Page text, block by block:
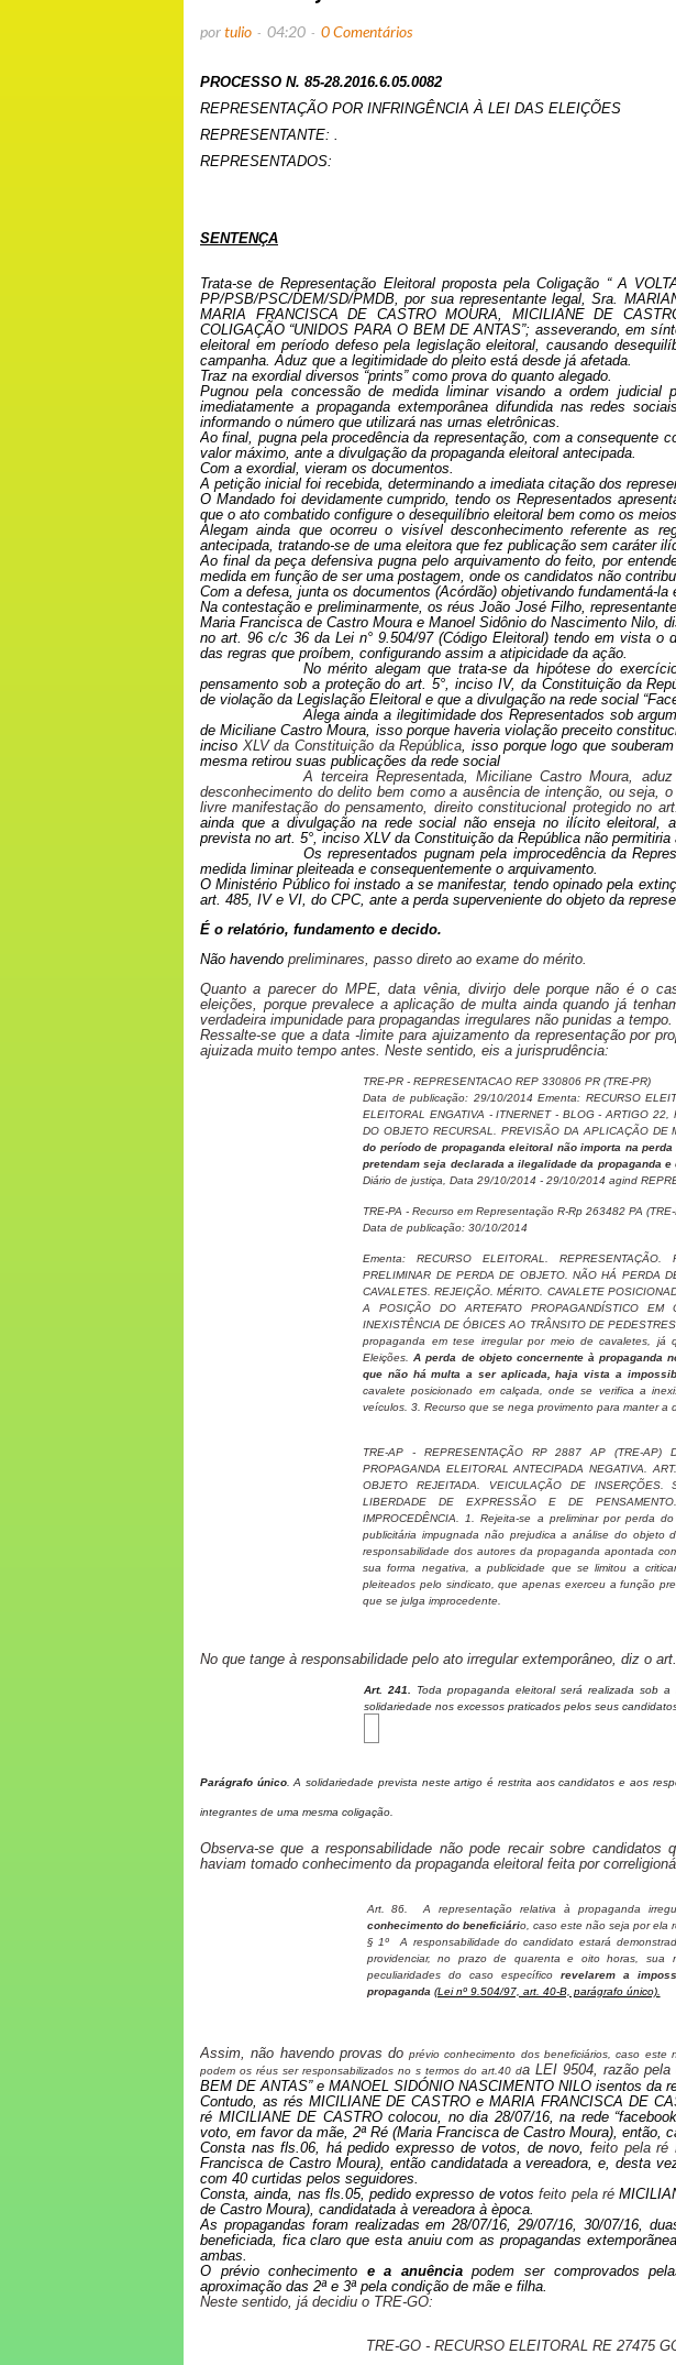
portulio 04:20 0 Comentários
PROCESSO N. 85-28.2016.6.05.0082
REPRESENTAÇÃO POR INFRINGÊNCIA À LEI DAS ELEIÇÕES
REPRESENTANTE: .
REPRESENTADOS:
SENTENÇA
Trata-se de Representação Eleitoral proposta pela Coligação “ A
PP/PSB/PSC/DEM/SD/PMDB, por sua representante legal, Sra.
MARIA FRANCISCA DE CASTRO MOURA, MICILIANE DE
COLIGAÇÃO “UNIDOS PARA O BEM DE ANTAS”; asseverando, em
eleitoral em período defeso pela legislação eleitoral, causando
campanha. Aduz que a legitimidade do pleito está desde já afetada.
Traz na exordial diversos “prints” como prova do quanto alegado.
Pugnou pela concessão de medida liminar visando a ordem judicial
imediatamente a propaganda extemporânea difundida nas redes
informando o número que utilizará nas urnas eletrônicas.
Ao final, pugna pela procedência da representação, com a consequente
valor máximo, ante a divulgação da propaganda eleitoral antecipada.
Com a exordial, vieram os documentos.
A petição inicial foi recebida, determinando a imediata citação dos
O Mandado foi devidamente cumprido, tendo os Representados
que o ato combatido configure o desequilíbrio eleitoral bem como os
Alegam ainda que ocorreu o visível desconhecimento referente as
antecipada, tratando-se de uma eleitora que fez publicação sem caráter
Ao final da peça defensiva pugna pelo arquivamento do feito, por
medida em função de ser uma postagem, onde os candidatos não
Com a defesa, junta os documentos (Acórdão) objetivando fundamentá-la
Na contestação e preliminarmente, os réus João José Filho,
Maria Francisca de Castro Moura e Manoel Sidônio do Nascimento Nilo,
no art. 96 c/c 36 da Lei n° 9.504/97 (Código Eleitoral) tendo em vista o
das regras que proíbem, configurando assim a atipicidade da ação.
No mérito alegam que trata-se da hipótese do
pensamento sob a proteção do art. 5°, inciso IV, da Constituição da
de violação da Legislação Eleitoral e que a divulgação na rede social
Alega ainda a ilegitimidade dos Representados sob
de Miciliane Castro Moura, isso porque haveria violação preceito
inciso XLV da Constituição da República , isso porque logo que
mesma retirou suas publicações da rede social
A terceira Representada, Miciliane Castro Moura,
desconhecimento do delito bem como a ausência de intenção, ou seja,
livre manifestação do pensamento, direito constitucional protegido no
ainda que a divulgação na rede social não enseja no ilícito eleitoral,
prevista no art. 5°, inciso XLV da Constituição da República não permitiria
Os representados pugnam pela improcedência da
medida liminar pleiteada e consequentemente o arquivamento.
O Ministério Público foi instado a se manifestar, tendo opinado pela
art. 485, IV e VI, do CPC, ante a perda superveniente do objeto da
É o relatório, fundamento e decido.
Não havendo preliminares, passo direto ao exame do mérito.
Quanto a parecer do MPE, data vênia, divirjo dele porque não é o
eleições, porque prevalece a aplicação de multa ainda quando já
verdadeira impunidade para propagandas irregulares não punidas a tempo.
Ressalte-se que a data -limite para ajuizamento da representação por
ajuizada muito tempo antes. Neste sentido, eis a jurisprudência:
TRE-PR - REPRESENTACAO REP 330806 PR (TRE-PR)
Data de publicação: 29/10/2014 Ementa: RECURSO
ELEITORAL ENGATIVA - ITNERNET - BLOG - ARTIGO
DO OBJETO RECURSAL. PREVISÃO DA APLICAÇÃO DE
do período de propaganda eleitoral não importa na
pretendam seja declarada a ilegalidade da propaganda
Diário de justiça, Data 29/10/2014 - 29/10/2014 agind
TRE-PA - Recurso em Representação R-Rp 263482 PA (TRE-
Data de publicação: 30/10/2014
Ementa: RECURSO ELEITORAL.
PRELIMINAR DE PERDA DE OBJETO. NÃO HÁ PERDA
CAVALETES. REJEIÇÃO. MÉRITO. CAVALETE
A POSIÇÃO DO ARTEFATO PROPAGANDÍSTICO EM
INEXISTÊNCIA DE ÓBICES AO TRÂNSITO DE
propaganda em tese irregular por meio de cavaletes,
Eleições.A perda de objeto concernente à propaganda
que não há multa a ser aplicada, haja vista a
cavalete posicionado em calçada, onde se verifica a
veículos. 3. Recurso que se nega provimento para manter a
TRE-AP - REPRESENTAÇÃO RP 2887 AP (TRE-AP)
PROPAGANDA ELEITORAL ANTECIPADA NEGATIVA.
OBJETO REJEITADA. VEICULAÇÃO DE INSERÇÕES.
LIBERDADE DE EXPRESSÃO E DE
IMPROCEDÊNCIA. 1. Rejeita-se a preliminar por perda
publicitária impugnada não prejudica a análise do objeto
responsabilidade dos autores da propaganda apontada
sua forma negativa, a publicidade que se limitou a
pleiteados pelo sindicato, que apenas exerceu a função
que se julga improcedente.
No que tange à responsabilidade pelo ato irregular extemporâneo, diz o
Art. 241. Toda propaganda eleitoral será realizada sob
solidariedade nos excessos praticados pelos seus
Parágrafo único. A solidariedade prevista neste artigo é restrita aos candidatos e aos
integrantes de uma mesma coligação.
Observa-se que a responsabilidade não pode recair sobre
haviam tomado conhecimento da propaganda eleitoral feita por
Art. 86. A representação relativa à propaganda
conhecimento do beneficiário, caso este não seja por ela
§ 1º A responsabilidade do candidato estará
providenciar, no prazo de quarenta e oito horas, sua
peculiaridades do caso específicorevelarem a
propaganda (Lei nº 9.504/97, art. 40-B, parágrafo único).
Assim, não havendo provas do prévio conhecimento dos beneficiários, caso este
podem os réus ser responsabilizados no s termos do art.40 da LEI 9504, razão
BEM DE ANTAS” e MANOEL SIDÓNIO NASCIMENTO NILO isentos da
Contudo, as rés MICILIANE DE CASTRO e MARIA FRANCISCA DE
ré MICILIANE DE CASTRO colocou, no dia 28/07/16, na rede
voto, em favor da mãe, 2ª Ré (Maria Francisca de Castro Moura), então,
Consta nas fls.06, há pedido expresso de votos, de novo, feito pela ré
Francisca de Castro Moura), então candidatada a vereadora, e, desta
com 40 curtidas pelos seguidores.
Consta, ainda, nas fls.05, pedido expresso de votosfeito pela ré
de Castro Moura), candidatada à vereadora à època.
As propagandas foram realizadas em 28/07/16, 29/07/16, 30/07/16,
beneficiada, fica claro que esta anuiu com as propagandas
ambas.
O prévio conhecimento e a anuênciapodem ser comprovados
aproximação das 2ª e 3ª pela condição de mãe e filha.
Neste sentido, já decidiu o TRE-GO:
TRE-GO - RECURSO ELEITORAL RE 27475